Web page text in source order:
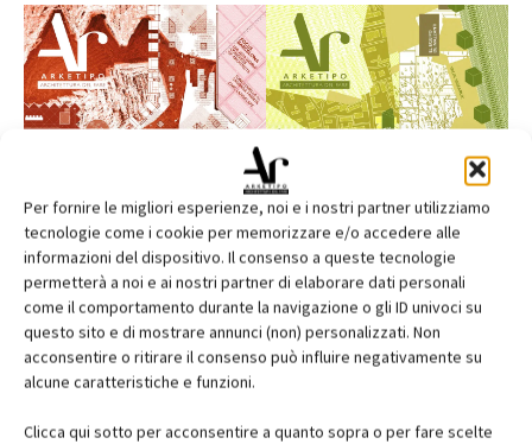
Per fornire le migliori esperienze, noi e i nostri partner utilizziamo
tecnologie come i cookie per memorizzare e/o accedere alle
informazioni del dispositivo. Il consenso a queste tecnologie
permetterà a noi e ai nostri partner di elaborare dati personali
come il comportamento durante la navigazione o gli ID univoci su
questo sito e di mostrare annunci (non) personalizzati. Non
acconsentire o ritirare il consenso può influire negativamente su
alcune caratteristiche e funzioni.
Clicca qui sotto per acconsentire a quanto sopra o per fare scelte
Edicola web